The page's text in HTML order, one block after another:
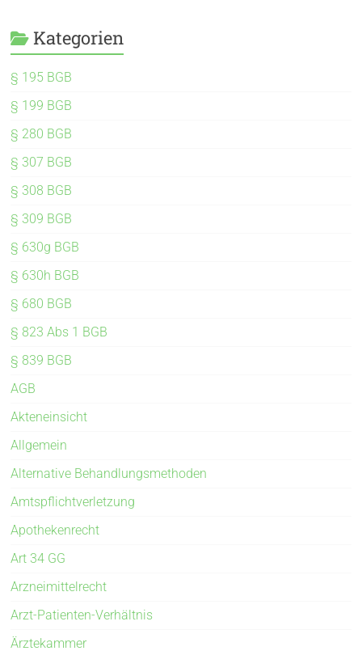
Kategorien
§ 195 BGB
§ 199 BGB
§ 280 BGB
§ 307 BGB
§ 308 BGB
§ 309 BGB
§ 630g BGB
§ 630h BGB
§ 680 BGB
§ 823 Abs 1 BGB
§ 839 BGB
AGB
Akteneinsicht
Allgemein
Alternative Behandlungsmethoden
Amtspflichtverletzung
Apothekenrecht
Art 34 GG
Arzneimittelrecht
Arzt-Patienten-Verhältnis
Ärztekammer